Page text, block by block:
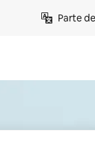
Parte